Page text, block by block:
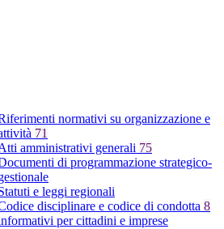
normativi su organizzazione e
71
amministrativi generali 75
di programmazione strategico-
e leggi regionali
disciplinare e codice di condotta 8
per cittadini e imprese